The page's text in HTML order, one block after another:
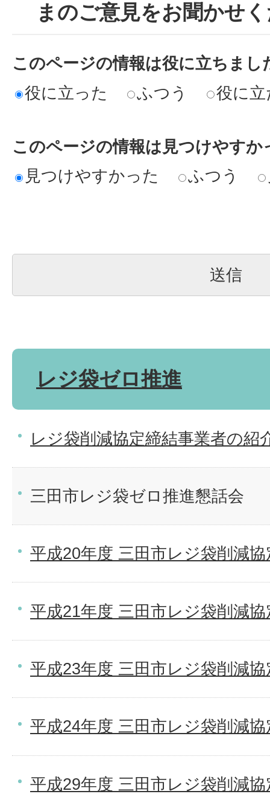
まのご意見をお聞かせ
このページの情報は役に立ちまし
役に立った
ふつう 役に
このページの情報は見つけやすか
見つけやすかった
ふつう
レジ袋ゼロ推進
レジ袋削減協定締結事業者の紹
三田市レジ袋ゼロ推進懇話会
平成20年度 三田市レジ袋削減協
平成21年度 三田市レジ袋削減協
平成23年度 三田市レジ袋削減協
平成24年度 三田市レジ袋削減協
平成29年度 三田市レジ袋削減協